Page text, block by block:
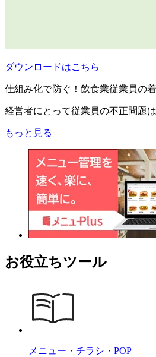
ダウンロードはこちら
仕組み化で防ぐ！飲食業従業員の
経営者にとって従業員の不正問題
もっと見る
お役立ちツール
メニュー・チラシ・POP